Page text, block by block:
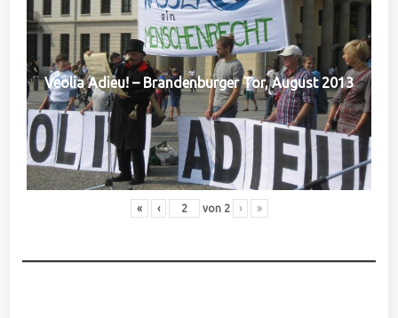
Veolia Adieu! – Brandenburger Tor, August 2013
« ‹ von 2 › »